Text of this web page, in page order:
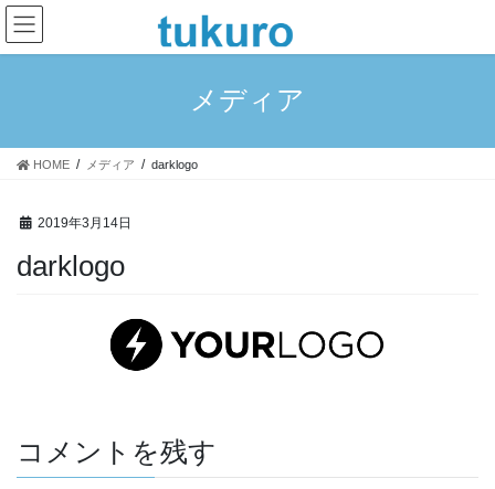
コ
ン
テ
ス
ナ
ビ
ゲ
ン
メディア
HOME メディア darklogo
2019年3月14日
darklogo
コメントを残す